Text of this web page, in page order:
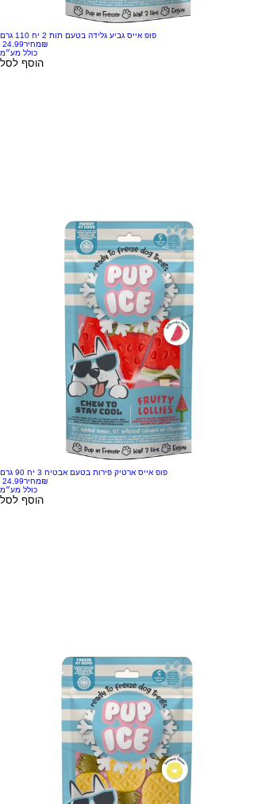
פופ אייס גביע גלידה בטעם תות 2 יח 110 גרם
מחיר‏24.99 ‏₪
כולל מע״מ
הוסף לסל
פופ אייס ארטיק פירות בטעם אבטיח 3 יח 90 גרם
מחיר‏24.99 ‏₪
כולל מע״מ
הוסף לסל